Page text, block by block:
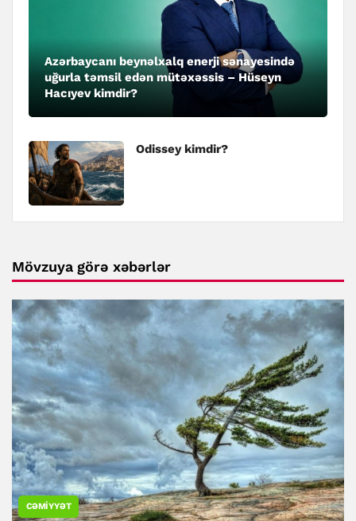
Azərbaycanı beynəlxalq enerji sənayesində
uğurla təmsil edən mütəxəssis – Hüseyn
Hacıyev kimdir?
Odissey kimdir?
Mövzuya görə xəbərlər
CƏMIYYƏT